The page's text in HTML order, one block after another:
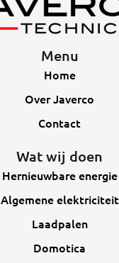
Menu
Home
Over Javerco
Contact
Wat wij doen
Hernieuwbare energie
Algemene elektriciteit
Laadpalen
Domotica